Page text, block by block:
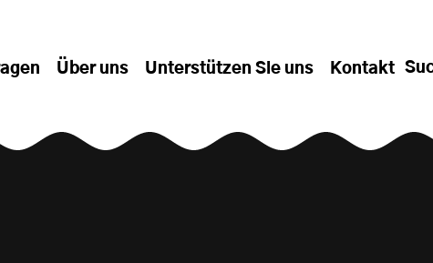
Über uns Unterstützen Sie uns Kontakt